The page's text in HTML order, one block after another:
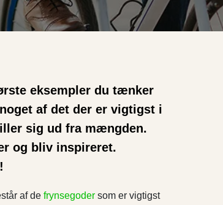
eksempler du tænker
af det der er vigtigst i
sig ud fra mængden.
og bliv inspireret.
af de frynsegoder som er vigtigst